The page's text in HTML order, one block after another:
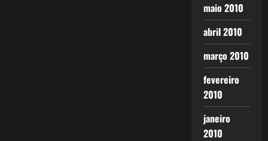
maio 2010
abril 2010
março 2010
fevereiro
2010
janeiro
2010